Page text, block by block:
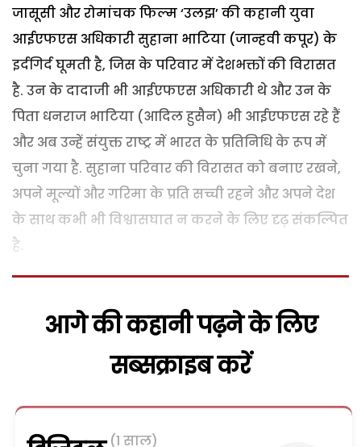
जासूसी और रोमांचक फिल्म ‘उलझ’ की कहानी युवा
आईएफएस अधिकारी सुहाना भाटिया (जान्हवी कपूर) के
इर्दगिर्द घूमती है, जिस के परिवार में देशभक्तों की विरासत
है. उन के दादाजी भी आईएफएस अधिकारी थे और उन के
पिता धनराज भाटिया (आदिल हुसैन) भी आईएफएस रहे हैं
और अब उन्हें संयुक्त राष्ट्र में भारत के प्रतिनिधि के रूप में
चुना गया है. सुहाना परिवार की विरासत को बनाए रखने,
अपने मूल्यों और गरिमा के प्रति सच्ची रहने और अपने देश
के साथ कभी भी विश्वासघात न करने के लिए दृढ़ संकल्पित
है.
आगे की कहानी पढ़ने के लिए
सब्सक्राइब करें
(1 साल)